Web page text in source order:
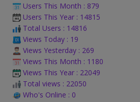
Users This Month : 879
Users This Year : 14815
Total Users : 14816
Views Today : 19
Views Yesterday : 269
Views This Month : 1180
Views This Year : 22049
Total views : 22050
Who's Online : 0